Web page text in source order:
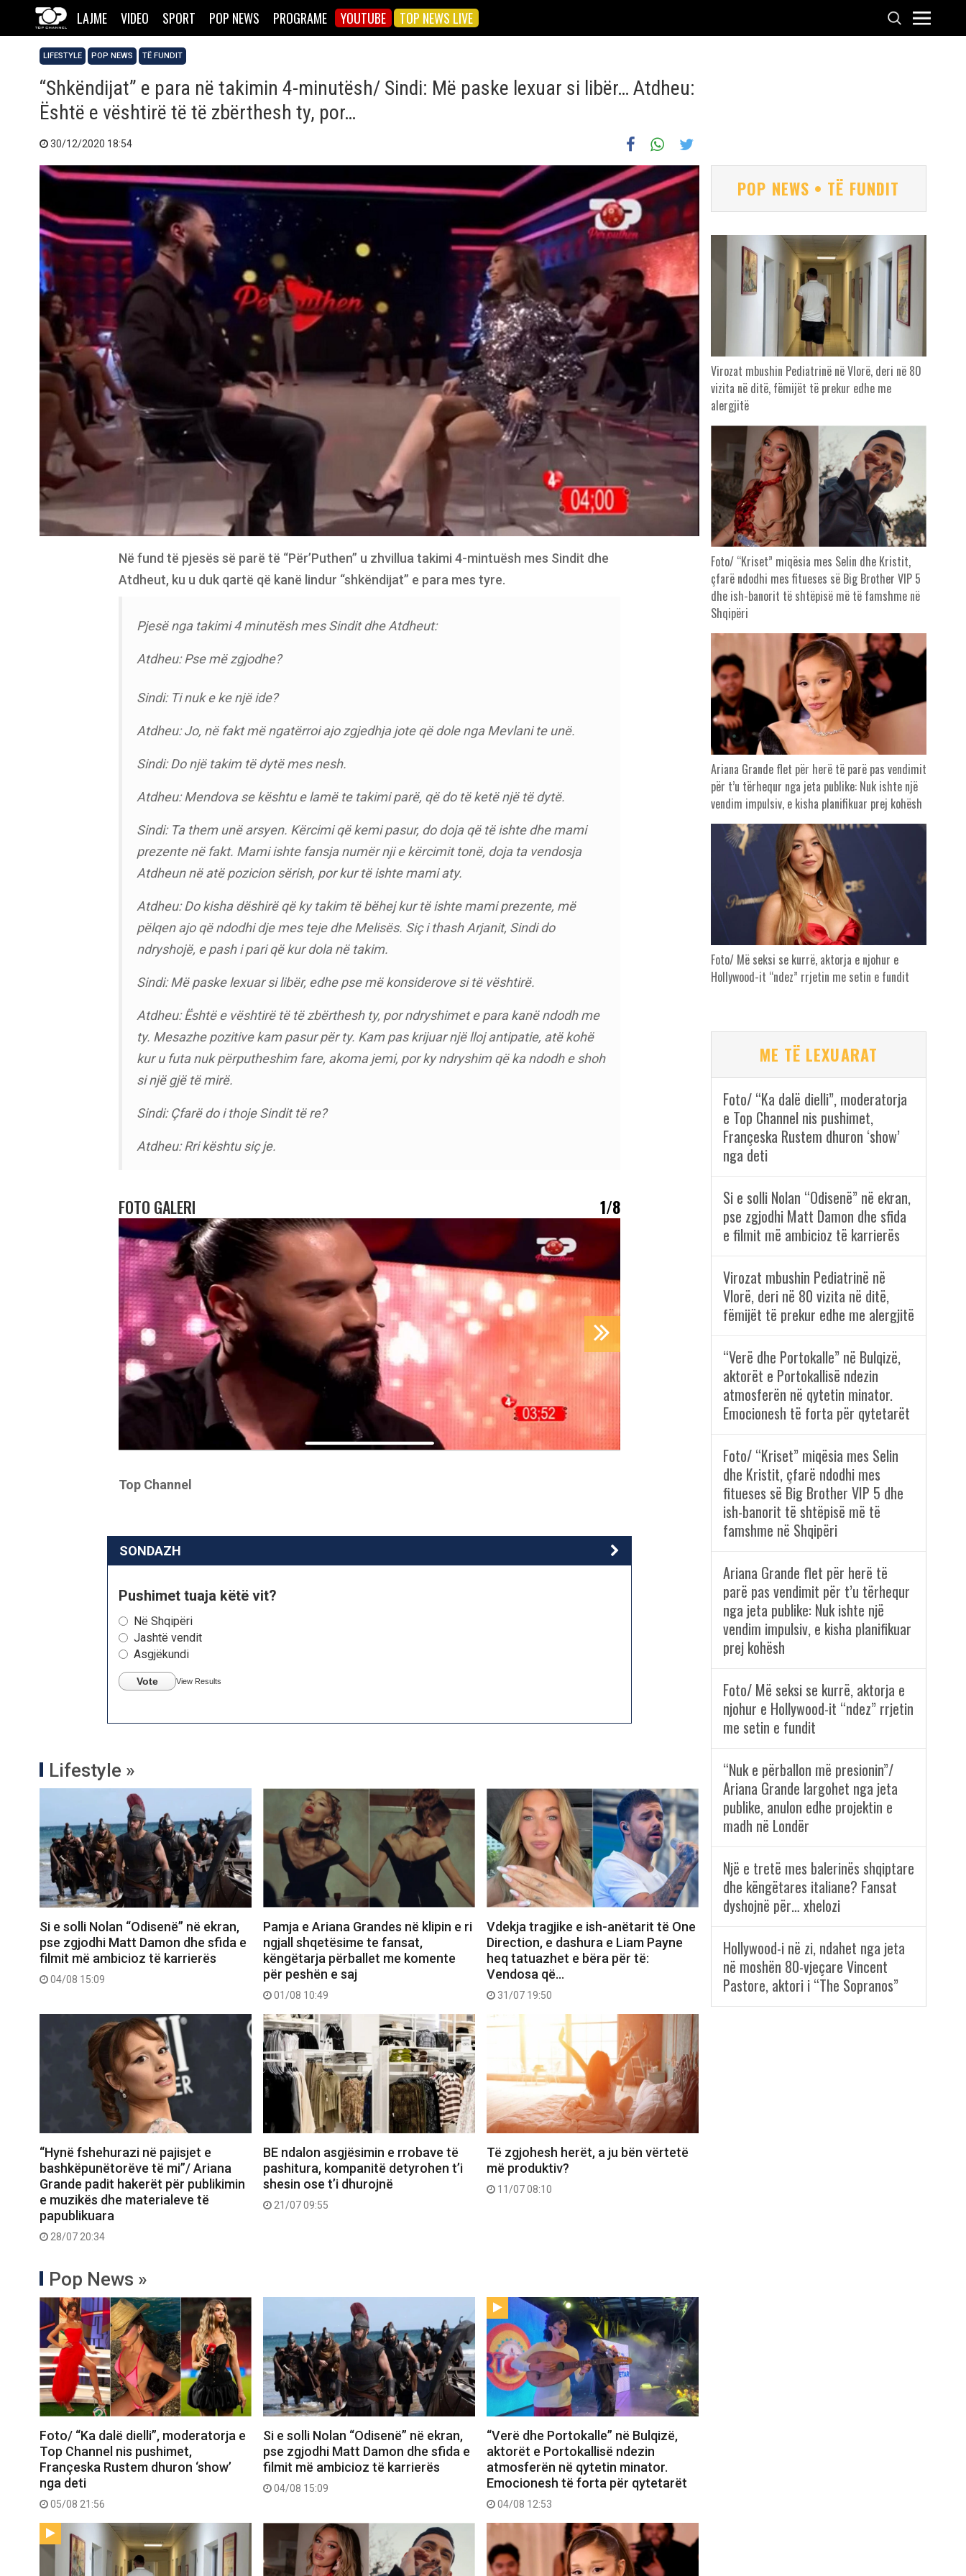
LAJME VIDEO SPORT POP NEWS PROGRAME YOUTUBE TOP NEWS LIVE
LIFESTYLE POP NEWS TË FUNDIT
“Shkëndijat” e para në takimin 4-minutësh/ Sindi: Më paske lexuar si libër… Atdheu:
Është e vështirë të të zbërthesh ty, por…
30/12/2020 18:54
Në fund të pjesës së parë të “Për’Puthen” u zhvillua takimi 4-mintuësh mes Sindit dhe
Atdheut, ku u duk qartë që kanë lindur “shkëndijat” e para mes tyre.
Pjesë nga takimi 4 minutësh mes Sindit dhe Atdheut:
Atdheu: Pse më zgjodhe?
Sindi: Ti nuk e ke një ide?
Atdheu: Jo, në fakt më ngatërroi ajo zgjedhja jote që dole nga Mevlani te unë.
Sindi: Do një takim të dytë mes nesh.
Atdheu: Mendova se kështu e lamë te takimi parë, që do të ketë një të dytë.
Sindi: Ta them unë arsyen. Kërcimi që kemi pasur, do doja që të ishte dhe mami
prezente në fakt. Mami ishte fansja numër nji e kërcimit tonë, doja ta vendosja
Atdheun në atë pozicion sërish, por kur të ishte mami aty.
Atdheu: Do kisha dëshirë që ky takim të bëhej kur të ishte mami prezente, më
pëlqen ajo që ndodhi dje mes teje dhe Melisës. Siç i thash Arjanit, Sindi do
ndryshojë, e pash i pari që kur dola në takim.
Sindi: Më paske lexuar si libër, edhe pse më konsiderove si të vështirë.
Atdheu: Është e vështirë të të zbërthesh ty, por ndryshimet e para kanë ndodh me
ty. Mesazhe pozitive kam pasur për ty. Kam pas krijuar një lloj antipatie, atë kohë
kur u futa nuk përputheshim fare, akoma jemi, por ky ndryshim që ka ndodh e shoh
si një gjë të mirë.
Sindi: Çfarë do i thoje Sindit të re?
Atdheu: Rri kështu siç je.
FOTO GALERI 1/8
Top Channel
SONDAZH
Pushimet tuaja këtë vit?
Në Shqipëri
Jashtë vendit
Asgjëkundi
Vote View Results
Lifestyle »
Si e solli Nolan “Odisenë” në ekran,
pse zgjodhi Matt Damon dhe sfida e
filmit më ambicioz të karrierës
04/08 15:09
Pamja e Ariana Grandes në klipin e ri
ngjall shqetësime te fansat,
këngëtarja përballet me komente
për peshën e saj
01/08 10:49
Vdekja tragjike e ish-anëtarit të One
Direction, e dashura e Liam Payne
heq tatuazhet e bëra për të:
Vendosa që…
31/07 19:50
“Hynë fshehurazi në pajisjet e
bashkëpunëtorëve të mi”/ Ariana
Grande padit hakerët për publikimin
e muzikës dhe materialeve të
papublikuara
28/07 20:34
BE ndalon asgjësimin e rrobave të
pashitura, kompanitë detyrohen t’i
shesin ose t’i dhurojnë
21/07 09:55
Të zgjohesh herët, a ju bën vërtetë
më produktiv?
11/07 08:10
Pop News »
Foto/ “Ka dalë dielli”, moderatorja e
Top Channel nis pushimet,
Françeska Rustem dhuron ‘show’
nga deti
05/08 21:56
Si e solli Nolan “Odisenë” në ekran,
pse zgjodhi Matt Damon dhe sfida e
filmit më ambicioz të karrierës
04/08 15:09
“Verë dhe Portokalle” në Bulqizë,
aktorët e Portokallisë ndezin
atmosferën në qytetin minator.
Emocionesh të forta për qytetarët
04/08 12:53
POP NEWS • TË FUNDIT
Virozat mbushin Pediatrinë në Vlorë, deri në 80
vizita në ditë, fëmijët të prekur edhe me
alergjitë
Foto/ “Kriset” miqësia mes Selin dhe Kristit,
çfarë ndodhi mes fitueses së Big Brother VIP 5
dhe ish-banorit të shtëpisë më të famshme në
Shqipëri
Ariana Grande flet për herë të parë pas vendimit
për t’u tërhequr nga jeta publike: Nuk ishte një
vendim impulsiv, e kisha planifikuar prej kohësh
Foto/ Më seksi se kurrë, aktorja e njohur e
Hollywood-it “ndez” rrjetin me setin e fundit
ME TË LEXUARAT
Foto/ “Ka dalë dielli”, moderatorja
e Top Channel nis pushimet,
Françeska Rustem dhuron ‘show’
nga deti
Si e solli Nolan “Odisenë” në ekran,
pse zgjodhi Matt Damon dhe sfida
e filmit më ambicioz të karrierës
Virozat mbushin Pediatrinë në
Vlorë, deri në 80 vizita në ditë,
fëmijët të prekur edhe me alergjitë
“Verë dhe Portokalle” në Bulqizë,
aktorët e Portokallisë ndezin
atmosferën në qytetin minator.
Emocionesh të forta për qytetarët
Foto/ “Kriset” miqësia mes Selin
dhe Kristit, çfarë ndodhi mes
fitueses së Big Brother VIP 5 dhe
ish-banorit të shtëpisë më të
famshme në Shqipëri
Ariana Grande flet për herë të
parë pas vendimit për t’u tërhequr
nga jeta publike: Nuk ishte një
vendim impulsiv, e kisha planifikuar
prej kohësh
Foto/ Më seksi se kurrë, aktorja e
njohur e Hollywood-it “ndez” rrjetin
me setin e fundit
“Nuk e përballon më presionin”/
Ariana Grande largohet nga jeta
publike, anulon edhe projektin e
madh në Londër
Një e tretë mes balerinës shqiptare
dhe këngëtares italiane? Fansat
dyshojnë për… xhelozi
Hollywood-i në zi, ndahet nga jeta
në moshën 80-vjeçare Vincent
Pastore, aktori i “The Sopranos”